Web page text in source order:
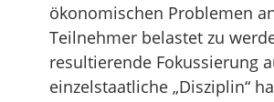
ökonomischen Problemen
Teilnehmer belastet zu
resultierende Fokussierung
einzelstaatliche „Disziplin“